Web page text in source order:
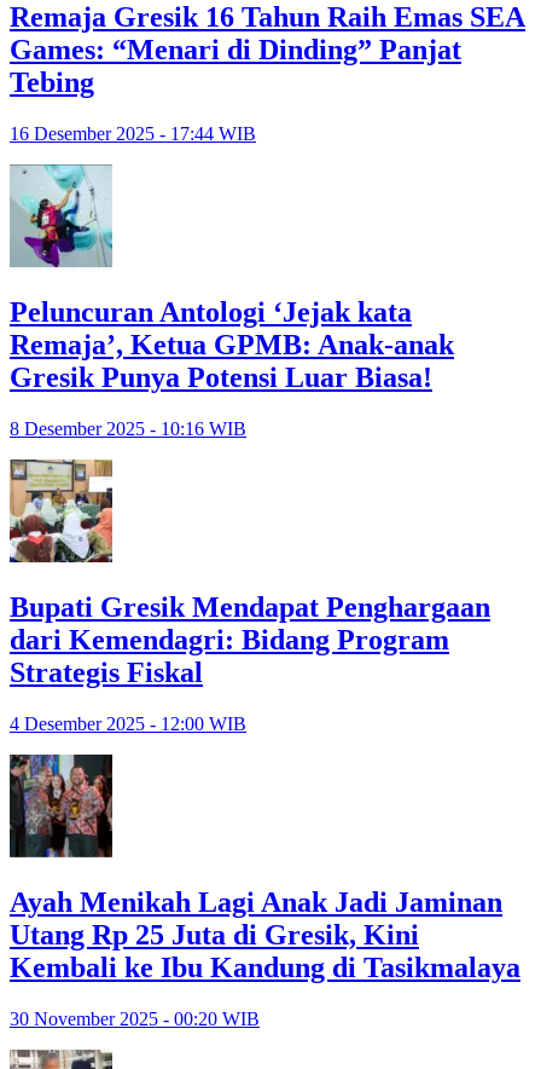
Remaja Gresik 16 Tahun Raih Emas SEA
Games: “Menari di Dinding” Panjat
Tebing
16 Desember 2025 - 17:44 WIB
Peluncuran Antologi ‘Jejak kata
Remaja’, Ketua GPMB: Anak-anak
Gresik Punya Potensi Luar Biasa!
8 Desember 2025 - 10:16 WIB
Bupati Gresik Mendapat Penghargaan
dari Kemendagri: Bidang Program
Strategis Fiskal
4 Desember 2025 - 12:00 WIB
Ayah Menikah Lagi Anak Jadi Jaminan
Utang Rp 25 Juta di Gresik, Kini
Kembali ke Ibu Kandung di Tasikmalaya
30 November 2025 - 00:20 WIB